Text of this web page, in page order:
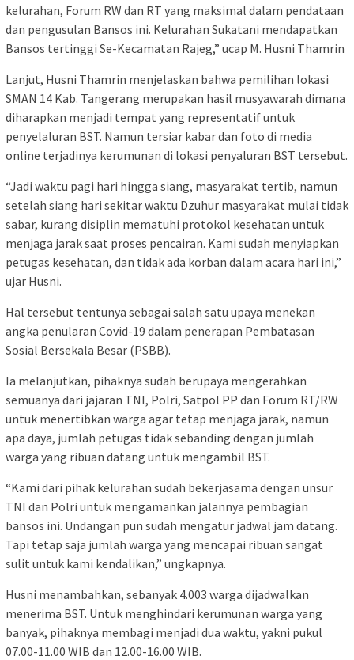
kelurahan, Forum RW dan RT yang maksimal dalam pendataan
dan pengusulan Bansos ini. Kelurahan Sukatani mendapatkan
Bansos tertinggi Se-Kecamatan Rajeg,” ucap M. Husni Thamrin
Lanjut, Husni Thamrin menjelaskan bahwa pemilihan lokasi
SMAN 14 Kab. Tangerang merupakan hasil musyawarah dimana
diharapkan menjadi tempat yang representatif untuk
penyelaluran BST. Namun tersiar kabar dan foto di media
online terjadinya kerumunan di lokasi penyaluran BST tersebut.
“Jadi waktu pagi hari hingga siang, masyarakat tertib, namun
setelah siang hari sekitar waktu Dzuhur masyarakat mulai tidak
sabar, kurang disiplin mematuhi protokol kesehatan untuk
menjaga jarak saat proses pencairan. Kami sudah menyiapkan
petugas kesehatan, dan tidak ada korban dalam acara hari ini,”
ujar Husni.
Hal tersebut tentunya sebagai salah satu upaya menekan
angka penularan Covid-19 dalam penerapan Pembatasan
Sosial Bersekala Besar (PSBB).
Ia melanjutkan, pihaknya sudah berupaya mengerahkan
semuanya dari jajaran TNI, Polri, Satpol PP dan Forum RT/RW
untuk menertibkan warga agar tetap menjaga jarak, namun
apa daya, jumlah petugas tidak sebanding dengan jumlah
warga yang ribuan datang untuk mengambil BST.
“Kami dari pihak kelurahan sudah bekerjasama dengan unsur
TNI dan Polri untuk mengamankan jalannya pembagian
bansos ini. Undangan pun sudah mengatur jadwal jam datang.
Tapi tetap saja jumlah warga yang mencapai ribuan sangat
sulit untuk kami kendalikan,” ungkapnya.
Husni menambahkan, sebanyak 4.003 warga dijadwalkan
menerima BST. Untuk menghindari kerumunan warga yang
banyak, pihaknya membagi menjadi dua waktu, yakni pukul
07.00-11.00 WIB dan 12.00-16.00 WIB.